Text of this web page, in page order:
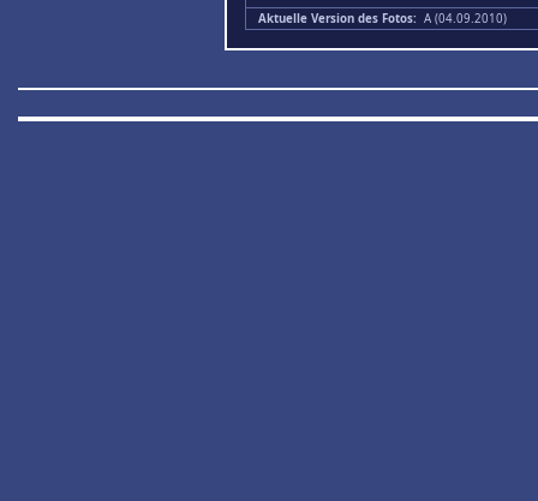
Aktuelle Version des Fotos: A (04.09.2010)